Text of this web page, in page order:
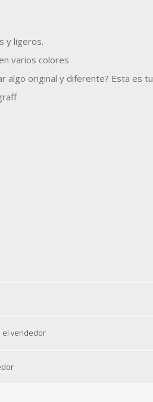
y ligeros.
varios colores
algo original y diferente? Esta es
el vendedor